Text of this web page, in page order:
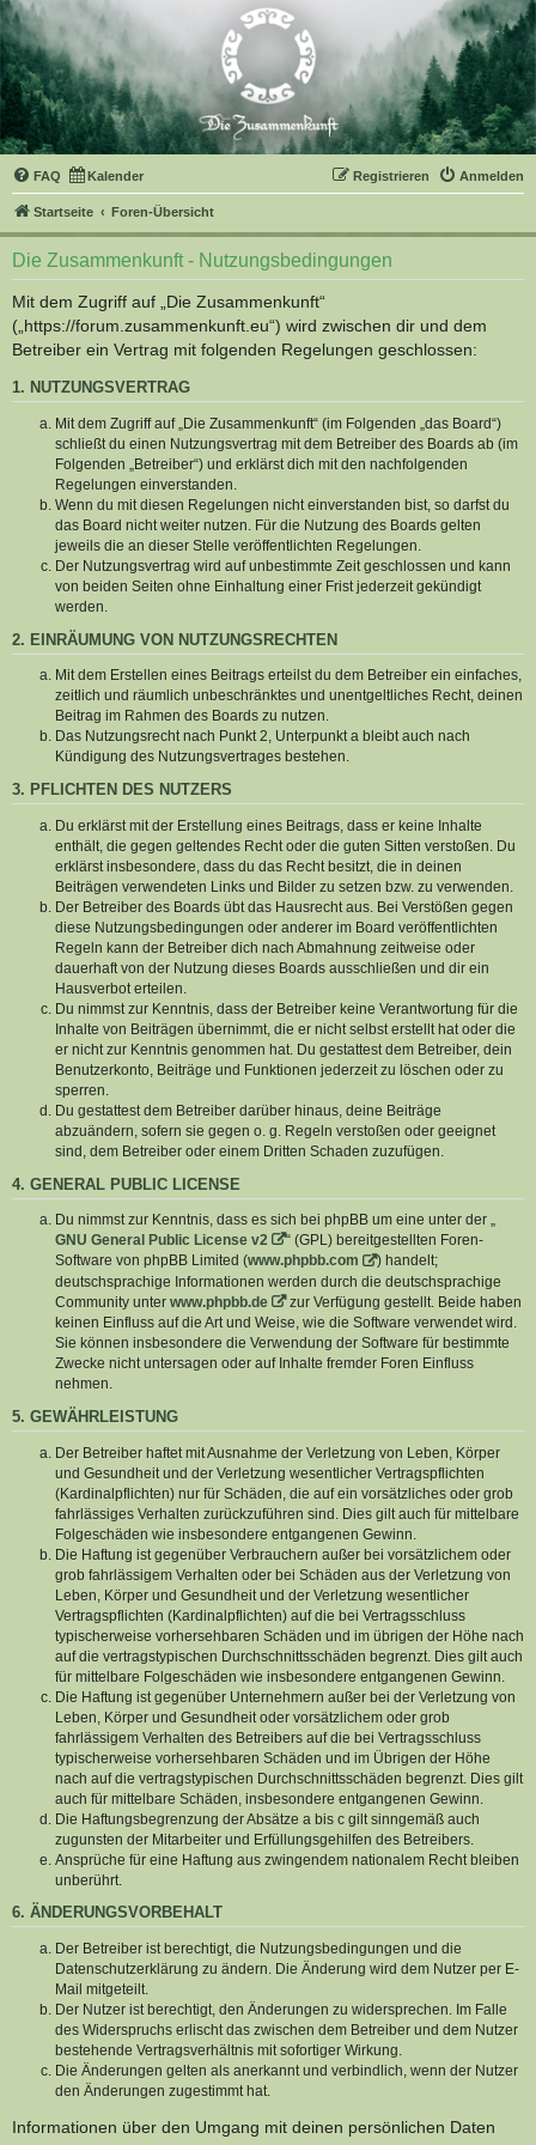
FAQ Kalender Anmelden
Registrieren
Startseite Foren-Übersicht
Die Zusammenkunft - Nutzungsbedingungen
Mit dem Zugriff auf „Die Zusammenkunft“
(„https://forum.zusammenkunft.eu“) wird zwischen dir und dem
Betreiber ein Vertrag mit folgenden Regelungen geschlossen:
1. NUTZUNGSVERTRAG
Mit dem Zugriff auf „Die Zusammenkunft“ (im Folgenden „das Board“)
schließt du einen Nutzungsvertrag mit dem Betreiber des Boards ab (im
Folgenden „Betreiber“) und erklärst dich mit den nachfolgenden
Regelungen einverstanden.
Wenn du mit diesen Regelungen nicht einverstanden bist, so darfst du
das Board nicht weiter nutzen. Für die Nutzung des Boards gelten
jeweils die an dieser Stelle veröffentlichten Regelungen.
Der Nutzungsvertrag wird auf unbestimmte Zeit geschlossen und kann
von beiden Seiten ohne Einhaltung einer Frist jederzeit gekündigt
werden.
2. EINRÄUMUNG VON NUTZUNGSRECHTEN
Mit dem Erstellen eines Beitrags erteilst du dem Betreiber ein einfaches,
zeitlich und räumlich unbeschränktes und unentgeltliches Recht, deinen
Beitrag im Rahmen des Boards zu nutzen.
Das Nutzungsrecht nach Punkt 2, Unterpunkt a bleibt auch nach
Kündigung des Nutzungsvertrages bestehen.
3. PFLICHTEN DES NUTZERS
Du erklärst mit der Erstellung eines Beitrags, dass er keine Inhalte
enthält, die gegen geltendes Recht oder die guten Sitten verstoßen. Du
erklärst insbesondere, dass du das Recht besitzt, die in deinen
Beiträgen verwendeten Links und Bilder zu setzen bzw. zu verwenden.
Der Betreiber des Boards übt das Hausrecht aus. Bei Verstößen gegen
diese Nutzungsbedingungen oder anderer im Board veröffentlichten
Regeln kann der Betreiber dich nach Abmahnung zeitweise oder
dauerhaft von der Nutzung dieses Boards ausschließen und dir ein
Hausverbot erteilen.
Du nimmst zur Kenntnis, dass der Betreiber keine Verantwortung für die
Inhalte von Beiträgen übernimmt, die er nicht selbst erstellt hat oder die
er nicht zur Kenntnis genommen hat. Du gestattest dem Betreiber, dein
Benutzerkonto, Beiträge und Funktionen jederzeit zu löschen oder zu
sperren.
Du gestattest dem Betreiber darüber hinaus, deine Beiträge
abzuändern, sofern sie gegen o. g. Regeln verstoßen oder geeignet
sind, dem Betreiber oder einem Dritten Schaden zuzufügen.
4. GENERAL PUBLIC LICENSE
Du nimmst zur Kenntnis, dass es sich bei phpBB um eine unter der „
GNU General Public License v2
“ (GPL) bereitgestellten Foren-
Software von phpBB Limited (www.phpbb.com
) handelt;
deutschsprachige Informationen werden durch die deutschsprachige
Community unter www.phpbb.de
zur Verfügung gestellt. Beide haben
keinen Einfluss auf die Art und Weise, wie die Software verwendet wird.
Sie können insbesondere die Verwendung der Software für bestimmte
Zwecke nicht untersagen oder auf Inhalte fremder Foren Einfluss
nehmen.
5. GEWÄHRLEISTUNG
Der Betreiber haftet mit Ausnahme der Verletzung von Leben, Körper
und Gesundheit und der Verletzung wesentlicher Vertragspflichten
(Kardinalpflichten) nur für Schäden, die auf ein vorsätzliches oder grob
fahrlässiges Verhalten zurückzuführen sind. Dies gilt auch für mittelbare
Folgeschäden wie insbesondere entgangenen Gewinn.
Die Haftung ist gegenüber Verbrauchern außer bei vorsätzlichem oder
grob fahrlässigem Verhalten oder bei Schäden aus der Verletzung von
Leben, Körper und Gesundheit und der Verletzung wesentlicher
Vertragspflichten (Kardinalpflichten) auf die bei Vertragsschluss
typischerweise vorhersehbaren Schäden und im übrigen der Höhe nach
auf die vertragstypischen Durchschnittsschäden begrenzt. Dies gilt auch
für mittelbare Folgeschäden wie insbesondere entgangenen Gewinn.
Die Haftung ist gegenüber Unternehmern außer bei der Verletzung von
Leben, Körper und Gesundheit oder vorsätzlichem oder grob
fahrlässigem Verhalten des Betreibers auf die bei Vertragsschluss
typischerweise vorhersehbaren Schäden und im Übrigen der Höhe
nach auf die vertragstypischen Durchschnittsschäden begrenzt. Dies gilt
auch für mittelbare Schäden, insbesondere entgangenen Gewinn.
Die Haftungsbegrenzung der Absätze a bis c gilt sinngemäß auch
zugunsten der Mitarbeiter und Erfüllungsgehilfen des Betreibers.
Ansprüche für eine Haftung aus zwingendem nationalem Recht bleiben
unberührt.
6. ÄNDERUNGSVORBEHALT
Der Betreiber ist berechtigt, die Nutzungsbedingungen und die
Datenschutzerklärung zu ändern. Die Änderung wird dem Nutzer per E-
Mail mitgeteilt.
Der Nutzer ist berechtigt, den Änderungen zu widersprechen. Im Falle
des Widerspruchs erlischt das zwischen dem Betreiber und dem Nutzer
bestehende Vertragsverhältnis mit sofortiger Wirkung.
Die Änderungen gelten als anerkannt und verbindlich, wenn der Nutzer
den Änderungen zugestimmt hat.
Informationen über den Umgang mit deinen persönlichen Daten